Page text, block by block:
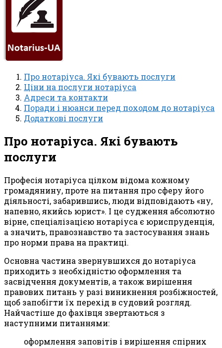
Про нотаріуса. Які бувають послуги
Ціни на послуги нотаріуса
Адреси та контакти
Поради і нюанси перед походом до нотаріуса
Додаткові послуги
Про нотаріуса. Які бувають
послуги
Професія нотаріуса цілком відома кожному
громадянину, проте на питання про сферу його
діяльності, забарившись, люди відповідають «ну,
напевно, якийсь юрист». І це судження абсолютно
вірне, спеціалізацією нотаріуса є юриспруденція,
а значить, правознавство та застосування знань
про норми права на практиці.
Основна частина звернувшихся до нотаріуса
приходить з необхідністю оформлення та
засвідчення документів, а також вирішення
правових питань у разі виникнення розбіжностей,
щоб запобігти їх перехід в судовий розгляд.
Найчастіше до фахівця звертаються з
наступними питаннями:
оформлення заповітів і вирішення спірних